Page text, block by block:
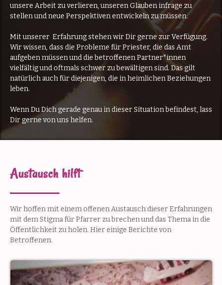
unsere Arbeit zu verlieren, unseren Glauben infrage zu
stellen und neue Perspektiven entwickeln zu müssen.
Mit unserer Erfahrung stehen wir Dir gerne zur Verfügung.
Wir wissen, dass die Probleme für Priester, die das Amt
aufgeben müssen und die betroffenen Partner*innen
vielfältig und oftmals schwer zu bewältigen sind. Das gilt
natürlich auch für diejenigen, die in heimlichen Beziehungen
leben.
Wenn Du Dich gerade genau in dieser Situation befindest, lass
Dir gerne von uns helfen.
Austausch hilft
Wir hoffen mit einem offenen Austausch dieser Erfahrungen
mit dem Stigma für Pfarrer zu brechen und das Thema in die
Öffentlichkeit zu holen. Hier einige Berichte von
Betroffenen.